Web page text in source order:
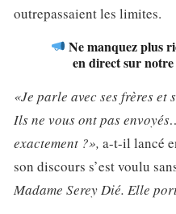
outrepassaient les limites.
Ne manquez plus
en direct sur
«Je parle avec ses frères et
Ils ne vous ont pas
exactement ?», a-t-il lancé
son discours s’est voulu
Madame Serey Dié. Elle